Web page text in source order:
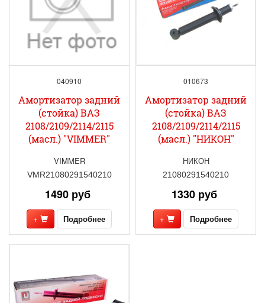
040910
Амортизатор задний
(стойка) ВАЗ
2108/2109/2114/2115
(масл.) "VIMMER"
VIMMER
VMR21080291540210
1490 руб
+ Подробнее
010673
Амортизатор задний
(стойка) ВАЗ
2108/2109/2114/2115
(масл.) "НИКОН"
НИКОН
21080291540210
1330 руб
+ Подробнее